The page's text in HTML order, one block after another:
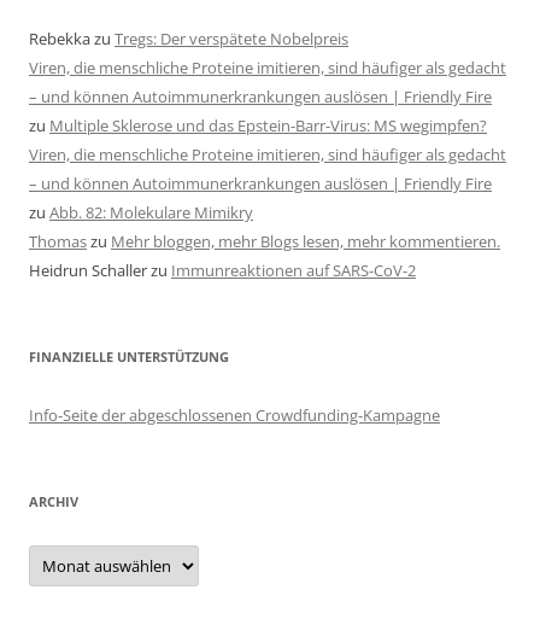
Rebekkazu Tregs: Der verspätete Nobelpreis
Viren, die menschliche Proteine imitieren, sind häufiger als gedacht
– und können Autoimmunerkrankungen auslösen | Friendly Fire
zu Multiple Sklerose und das Epstein-Barr-Virus: MS wegimpfen?
Viren, die menschliche Proteine imitieren, sind häufiger als gedacht
– und können Autoimmunerkrankungen auslösen | Friendly Fire
zu Abb. 82: Molekulare Mimikry
Thomaszu Mehr bloggen, mehr Blogs lesen, mehr kommentieren.
Heidrun Schallerzu Immunreaktionen auf SARS-CoV-2
FINANZIELLE UNTERSTÜTZUNG
Info-Seite der abgeschlossenen Crowdfunding-Kampagne
ARCHIV
Archiv